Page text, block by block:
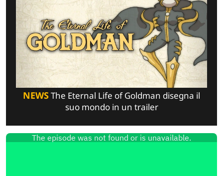
NEWSThe Eternal Life of Goldman disegna il
suo mondo in un trailer